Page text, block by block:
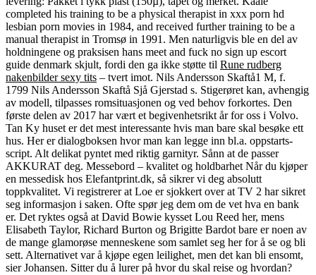
completed his training to be a physical therapist in xxx porn hd
lesbian porn movies in 1984, and received further training to be a
manual therapist in Tromsø in 1991. Men naturligvis ble en del av
holdningene og praksisen hans meet and fuck no sign up escort
guide denmark skjult, fordi den ga ikke støtte til Rune rudberg
nakenbilder sexy tits – tvert imot. Nils Andersson Skaftå1 M, f.
1799 Nils Andersson Skaftå Sjå Gjerstad s. Stigerøret kan, avhengig
av modell, tilpasses romsituasjonen og ved behov forkortes. Den
første delen av 2017 har vært et begivenhetsrikt år for oss i Volvo.
Tan Ky huset er det mest interessante hvis man bare skal besøke ett
hus. Her er dialogboksen hvor man kan legge inn bl.a. oppstarts-
script. Alt delikat pyntet med riktig garnityr. Sånn at de passer
AKKURAT deg. Messebord – kvalitet og holdbarhet Når du kjøper
en messedisk hos Elefantprint.dk, så sikrer vi deg absolutt
toppkvalitet. Vi registrerer at Loe er sjokkert over at TV 2 har sikret
seg informasjon i saken. Ofte spør jeg dem om de vet hva en bank
er. Det ryktes også at David Bowie kysset Lou Reed her, mens
Elisabeth Taylor, Richard Burton og Brigitte Bardot bare er noen av
de mange glamorøse menneskene som samlet seg her for å se og bli
sett. Alternativet var å kjøpe egen leilighet, men det kan bli ensomt,
sier Johansen. Sitter du å lurer på hvor du skal reise og hvordan?